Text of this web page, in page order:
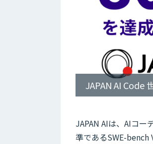
JAPAN AI Code
JAPAN AIは、AIコー
準であるSWE-bench